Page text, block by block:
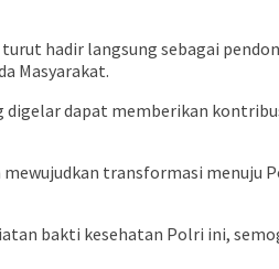
turut hadir langsung sebagai
Masyarakat.
dapat memberikan
transformasi menuju
bakti kesehatan Polri ini,